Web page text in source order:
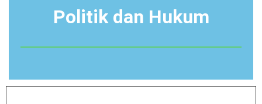
Politik dan Hukum